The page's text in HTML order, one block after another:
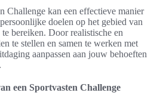
Challenge kan een effectieve manier
doelen op het gebied van
bereiken. Door realistische en
te stellen en samen te werken met
aanpassen aan jouw behoeften
een Sportvasten Challenge